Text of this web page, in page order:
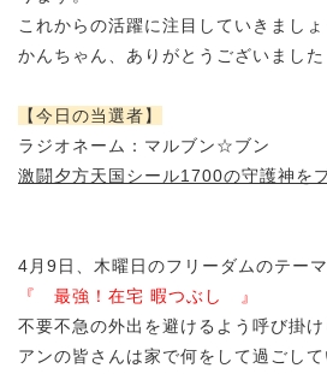
これからの活躍に注目していきましょ
かんちゃん、ありがとうございました
【今日の当選者】
ラジオネーム：マルブン☆ブン
激闘夕方天国シール1700の守護神を
4月9日、木曜日のフリーダムのテー
『 最強！在宅 暇つぶし 』
不要不急の外出を避けるよう呼び掛
アンの皆さんは家で何をして過ごして